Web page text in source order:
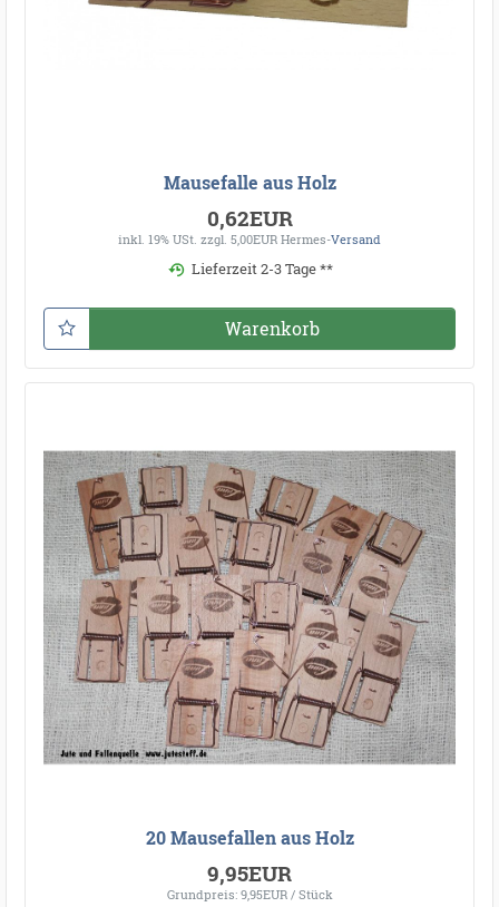
Mausefalle aus Holz
0,62EUR
inkl. 19% USt. zzgl. 5,00EUR Hermes-Versand
Lieferzeit 2-3 Tage **
Warenkorb
20 Mausefallen aus Holz
9,95EUR
Grundpreis: 9,95EUR / Stück